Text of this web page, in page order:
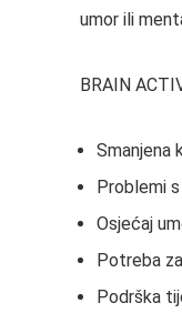
umor ili
BRAIN
Smanjena
Problemi
Osjećaj
Potreba
Podrška